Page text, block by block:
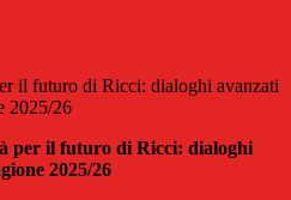
il futuro di Ricci: dialoghi avanzati
2025/26
per il futuro di Ricci: dialoghi
2025/26